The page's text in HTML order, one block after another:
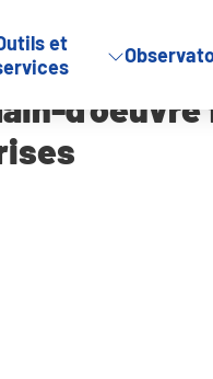
etfont défaut aux